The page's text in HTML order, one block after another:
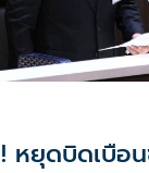
ยุดบิดเบือน